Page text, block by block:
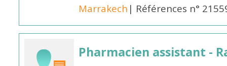
Marrakech | Références n°
Pharmacien assistant -